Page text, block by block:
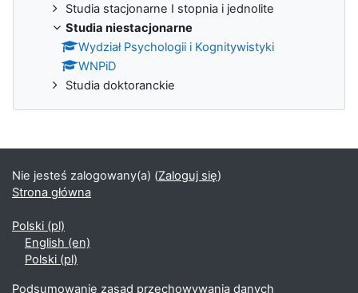
Studia stacjonarne I stopnia i jednolite
Studia niestacjonarne
Wydział Psychologii i Kognitywistyki
WNPiD
Studia doktoranckie
Nie jesteś zalogowany(a) (Zaloguj się)
Strona główna
Polski ‎(pl)‎
English ‎(en)‎
Polski ‎(pl)‎
Podsumowanie zasad przechowywania danych